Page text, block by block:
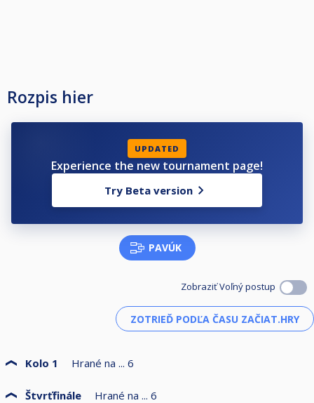
Rozpis hier
UPDATED
Experience the new tournament page!
Try Beta version
PAVÚK
Zobraziť Voľný postup
Kolo 1 Hrané na ... 6
Štvrťfinále Hrané na ... 6